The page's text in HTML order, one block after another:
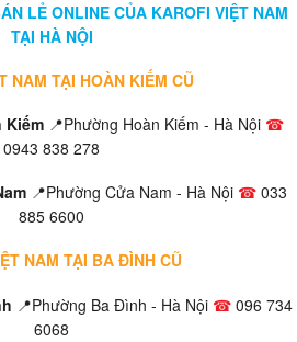
LẺ ONLINE CỦA KAROFI VIỆT NAM
TẠI HÀ NỘI
NAM TẠI HOÀN KIẾM CŨ
Kiếm 📍Phường Hoàn Kiếm - Hà Nội ☎
0943 838 278
📍Phường Cửa Nam - Hà Nội ☎ 033
885 6600
NAM TẠI BA ĐÌNH CŨ
📍Phường Ba Đình - Hà Nội ☎ 096 734
6068